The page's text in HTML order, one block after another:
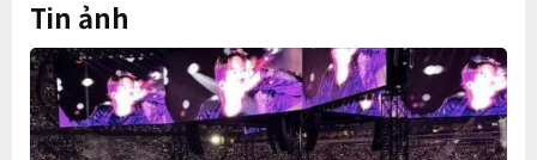
Tin ảnh